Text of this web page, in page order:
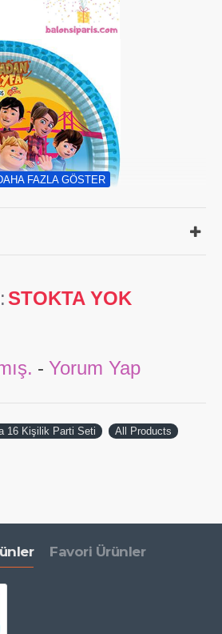
STOKTA YOK
- Yorum Yap
16 Kişilik Parti Seti All Products
Favori Ürünler